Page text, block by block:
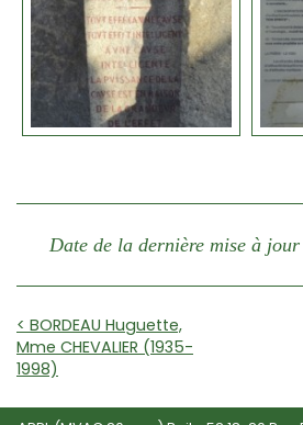
Date de la dernière mise à
< BORDEAU Huguette,
Mme CHEVALIER (1935-
1998)